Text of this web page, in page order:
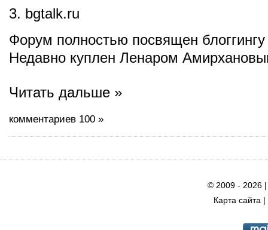
3. bgtalk.ru
Форум полностью посвящен
Недавно куплен Ленаром
Читать дальше »
комментариев 100 »
© 2009 - 2026
Карта сайта |